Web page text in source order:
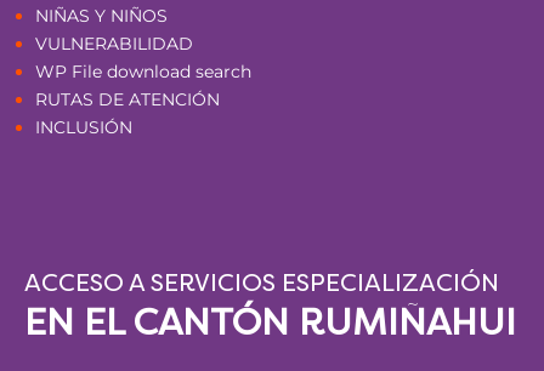
NIÑAS Y NIÑOS
VULNERABILIDAD
WP File download search
RUTAS DE ATENCIÓN
INCLUSIÓN
ACCESO A SERVICIOS ESPECIALIZACIÓN
EN EL CANTÓN RUMIÑAHUI